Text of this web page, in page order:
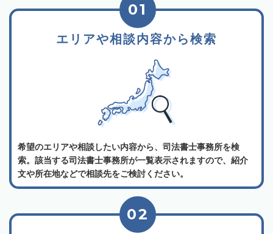
エリアや相談内容から検索
01
希望のエリアや相談したい内容から、司法書士事務所を検
索。該当する司法書士事務所が一覧表示されますので、紹介
文や所在地などで相談先をご検討ください。
02